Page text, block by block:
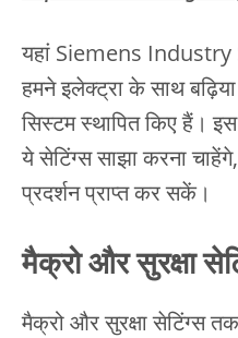
यहां Siemens
हमने इलेक्ट्रा के साथ
सिस्टम स्थापित किए हैं।
ये सेटिंग्स साझा करना
प्रदर्शन प्राप्त कर सकें।
मैक्रो और सुरक्षा
मैक्रो और सुरक्षा सेटिंग्स